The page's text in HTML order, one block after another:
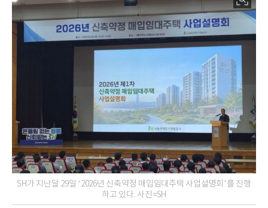
SH가 지난달 29일 ‘2026년 신축약정 매입임대주택 사업설명회’를 진행
하고 있다. 사진=SH